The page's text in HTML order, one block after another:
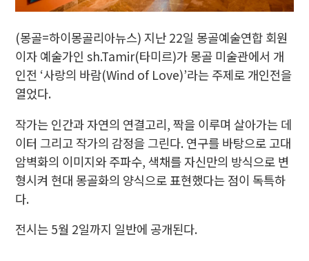
(몽골=하이몽골리아뉴스) 지난 22일 몽골예술연합 회원
이자 예술가인 sh.Tamir(타미르)가 몽골 미술관에서 개
인전 ‘사랑의 바람(Wind of Love)’라는 주제로 개인전을
열었다.
작가는 인간과 자연의 연결고리, 짝을 이루며 살아가는 데
이터 그리고 작가의 감정을 그린다. 연구를 바탕으로 고대
암벽화의 이미지와 주파수, 색채를 자신만의 방식으로 변
형시켜 현대 몽골화의 양식으로 표현했다는 점이 독특하
다.
전시는 5월 2일까지 일반에 공개된다.